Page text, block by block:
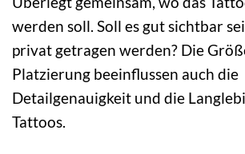
werden soll. Soll es gut sichtbar
privat getragen werden? Die
Platzierung beeinflussen auch die
Detailgenauigkeit und die
Tattoos.